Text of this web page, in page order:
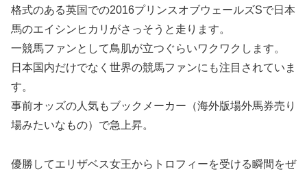
格式のある英国での2016プリンスオブウェールズSで日本
馬のエイシンヒカリがさっそうと走ります。
一競馬ファンとして鳥肌が立つぐらいワクワクします。
日本国内だけでなく世界の競馬ファンにも注目されていま
す。
事前オッズの人気もブックメーカー（海外版場外馬券売り
場みたいなもの）で急上昇。
優勝してエリザベス女王からトロフィーを受ける瞬間をぜ